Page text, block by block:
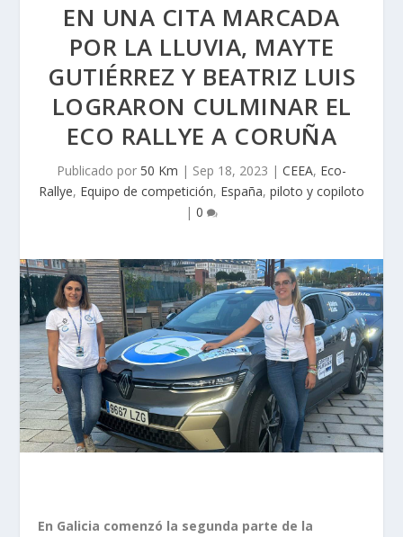
EN UNA CITA MARCADA
POR LA LLUVIA, MAYTE
GUTIÉRREZ Y BEATRIZ LUIS
LOGRARON CULMINAR EL
ECO RALLYE A CORUÑA
Publicado por 50 Km | Sep 18, 2023 | CEEA, Eco-
Rallye, Equipo de competición, España, piloto y copiloto
| 0
En Galicia comenzó la segunda parte de la